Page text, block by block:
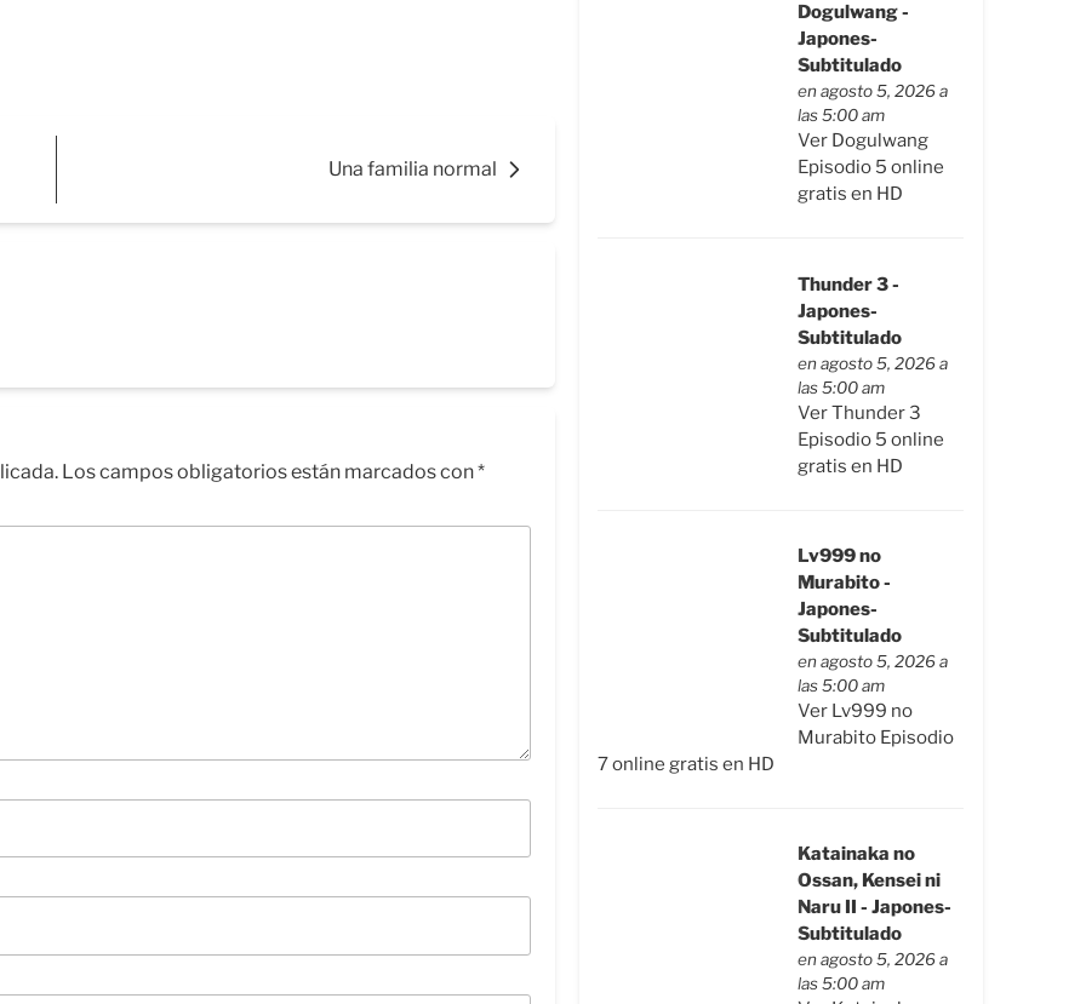
Una familia normal
Los campos obligatorios están marcados con*
Dogulwang -
Japones-
Subtitulado
en agosto 5, 2026 a
las 5:00 am
Ver Dogulwang
Episodio 5 online
gratis en HD
Thunder 3 -
Japones-
Subtitulado
en agosto 5, 2026 a
las 5:00 am
Ver Thunder 3
Episodio 5 online
gratis en HD
Lv999 no
Murabito -
Japones-
Subtitulado
en agosto 5, 2026 a
las 5:00 am
Ver Lv999 no
Murabito Episodio
7 online gratis en HD
Katainaka no
Ossan, Kensei ni
Naru II - Japones-
Subtitulado
en agosto 5, 2026 a
las 5:00 am